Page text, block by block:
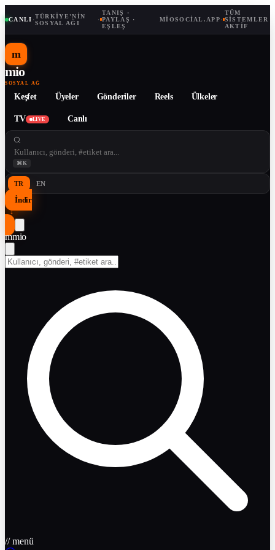
CANLI ·TÜRKIYE'NIN
SOSYAL AĞI
·
TANIŞ ·
PAYLAŞ ·
EŞLEŞ
MIOSOCIAL.APP·
TÜM
SISTEMLER
AKTIF
m
mio
SOSYAL AĞ
Keşfet Üyeler Gönderiler Reels Ülkeler
TV LIVE Canlı
⌘K
TR EN
İndir
↓
mmio
// menü